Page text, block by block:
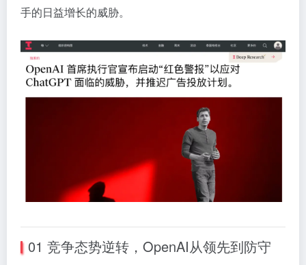
手的日益增长的威胁。
01 竞争态势逆转，OpenAI从领先到防守